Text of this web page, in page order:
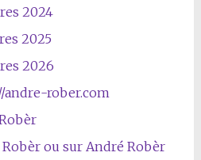
2024
2025
2026
andre-rober.com
ou sur André Robèr